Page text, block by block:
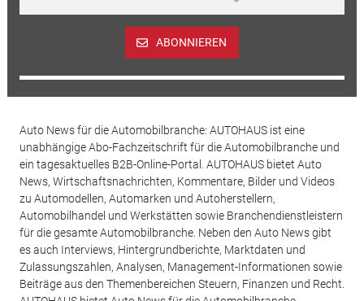
ABONNIEREN
Auto News für die Automobilbranche: AUTOHAUS ist eine
unabhängige Abo-Fachzeitschrift für die Automobilbranche und
ein tagesaktuelles B2B-Online-Portal. AUTOHAUS bietet Auto
News, Wirtschaftsnachrichten, Kommentare, Bilder und Videos
zu Automodellen, Automarken und Autoherstellern,
Automobilhandel und Werkstätten sowie Branchendienstleistern
für die gesamte Automobilbranche. Neben den Auto News gibt
es auch Interviews, Hintergrundberichte, Marktdaten und
Zulassungszahlen, Analysen, Management-Informationen sowie
Beiträge aus den Themenbereichen Steuern, Finanzen und Recht.